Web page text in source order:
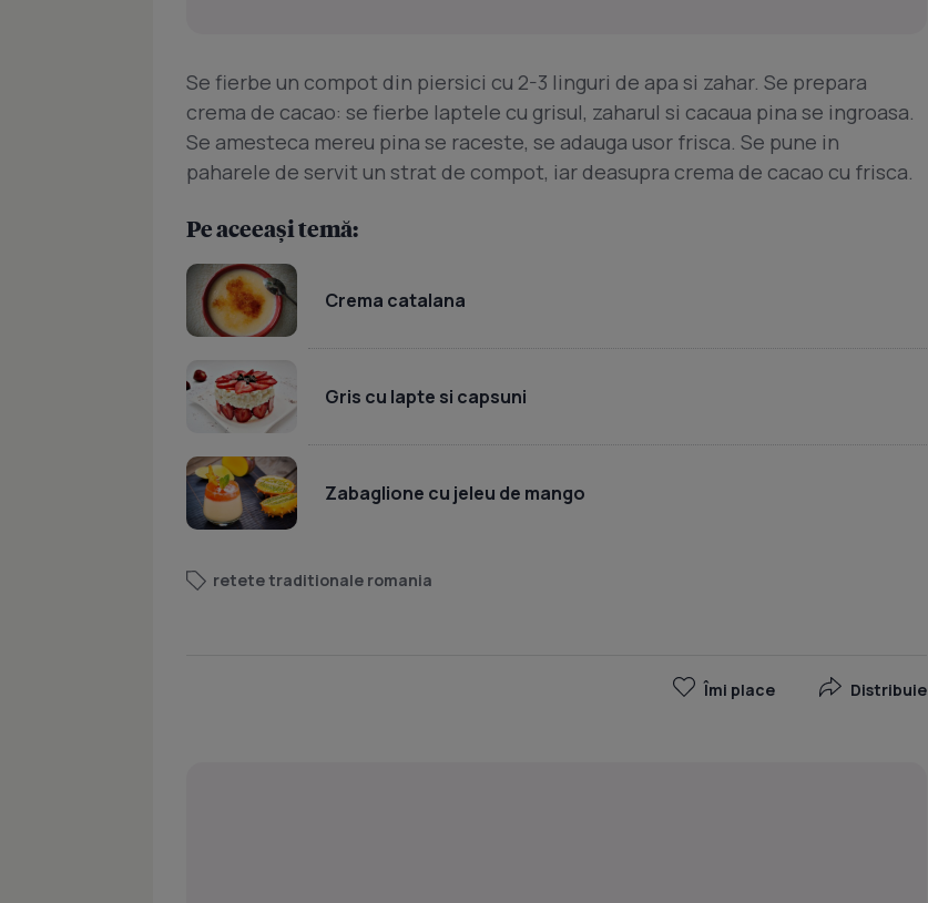
Se fierbe un compot din piersici cu 2-3 linguri de apa si zahar. Se prepara
crema de cacao: se fierbe laptele cu grisul, zaharul si cacaua pina se ingroasa.
Se amesteca mereu pina se raceste, se adauga usor frisca. Se pune in
paharele de servit un strat de compot, iar deasupra crema de cacao cu frisca.
Pe aceeași temă:
Crema catalana
Gris cu lapte si capsuni
Zabaglione cu jeleu de mango
retete traditionale romania
Îmi place Distribuie